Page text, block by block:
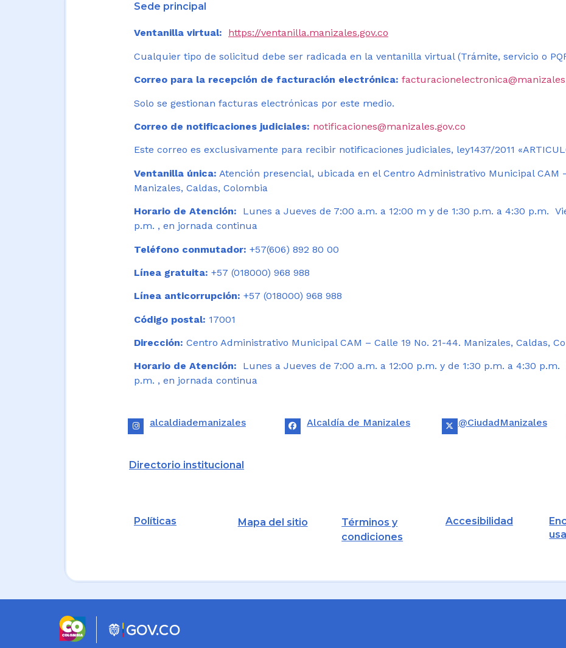
Sede principal
Ventanilla virtual: https://ventanilla.manizales.gov.co
Cualquier tipo de solicitud debe ser radicada en la ventanilla virtual (Trámite, servicio o
Correo para la recepción de facturación electrónica:
Solo se gestionan facturas electrónicas por este medio.
Correo de notificaciones judiciales: notificaciones@manizales.gov.co
Este correo es exclusivamente para recibir notificaciones judiciales, ley1437/2011
Ventanilla única: Atención presencial, ubicada en el Centro Administrativo Municipal CAM
Manizales, Caldas, Colombia
Horario de Atención:
Lunes a Jueves de 7:00 a.m. a 12:00 m y de 1:30 p.m. a 4:30 p.m.
p.m. , en jornada continua
Teléfono conmutador: +57(606) 892 80 00
Línea gratuita: +57 (018000) 968 988
Línea anticorrupción: +57 (018000) 968 988
Código postal: 17001
Dirección: Centro Administrativo Municipal CAM – Calle 19 No. 21-44. Manizales, Caldas,
Horario de Atención: Lunes a Jueves de 7:00 a.m. a 12:00 p.m. y de 1:30 p.m. a 4:30
p.m. , en jornada continua
alcaldiademanizales Alcaldía de Manizales @CiudadManizales
Directorio institucional
Políticas Mapa del sitio
Términos y
condiciones
Accesibilidad